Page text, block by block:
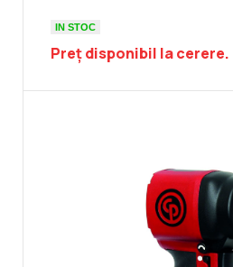
IN STOC
Preț disponibil la cerere.